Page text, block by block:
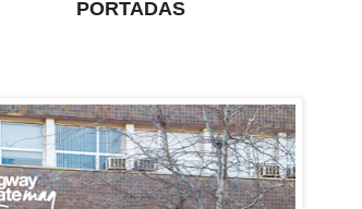
PORTADAS